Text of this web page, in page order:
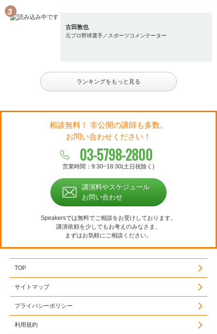
古田敦也
元プロ野球選手／スポーツコメンテーター
ランキングをもっと見る
相談無料！ 非公開の講師も多数。
お問い合わせください！
03-5798-2800
営業時間：9:30~18:30(土日祝除く)
講演料やスケジュール
お問い合わせ
Speakersでは無料でご相談をお受けしております。
講演依頼を少しでもお考えのみなさま、
まずはお気軽にご相談ください。
TOP
サイトマップ
プライバシーポリシー
利用規約